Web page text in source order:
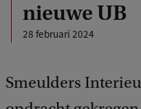
nieuwe UB
28 februari 2024
Smeulders